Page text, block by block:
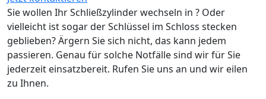
Sie wollen Ihr Schließzylinder wechseln in ? Oder
vielleicht ist sogar der Schlüssel im Schloss stecken
geblieben? Ärgern Sie sich nicht, das kann jedem
passieren. Genau für solche Notfälle sind wir für Sie
jederzeit einsatzbereit. Rufen Sie uns an und wir eilen
zu Ihnen.